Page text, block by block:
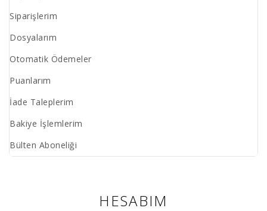
Siparişlerim
Dosyalarım
Otomatik Ödemeler
Puanlarım
İade Taleplerim
Bakiye İşlemlerim
Bülten Aboneliği
HESABIM